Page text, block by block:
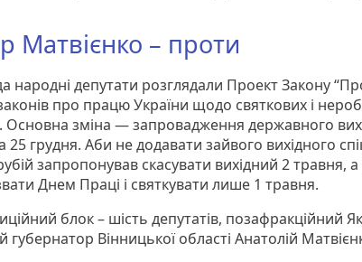
Матвієнко – проти
народні депутати розглядали Проект Закону
про працю України щодо святкових і
Основна зміна — запровадження державного
25 грудня. Аби не додавати зайвого вихідного
запропонував скасувати вихідний 2 травня,
Днем Праці і святкувати лише 1 травня.
блок – шість депутатів, позафракційний
губернатор Вінницької області Анатолій